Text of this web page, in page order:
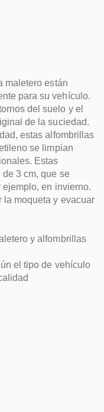
maletero están
para su vehículo.
del suelo y el
de la suciedad.
estas alfombrillas
se limpian
Estas
3 cm, que se
en invierno.
la moqueta y evacuar
y alfombrillas
el tipo de vehículo